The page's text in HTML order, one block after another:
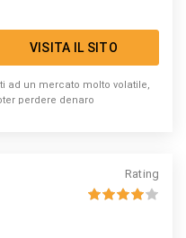
VISITA IL SITO
ad un mercato molto volatile,
perdere denaro
Rating